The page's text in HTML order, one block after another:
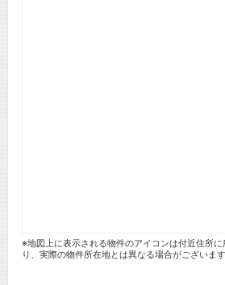
※地図上に表示される物件のアイコンは付近住所
り、実際の物件所在地とは異なる場合がございます